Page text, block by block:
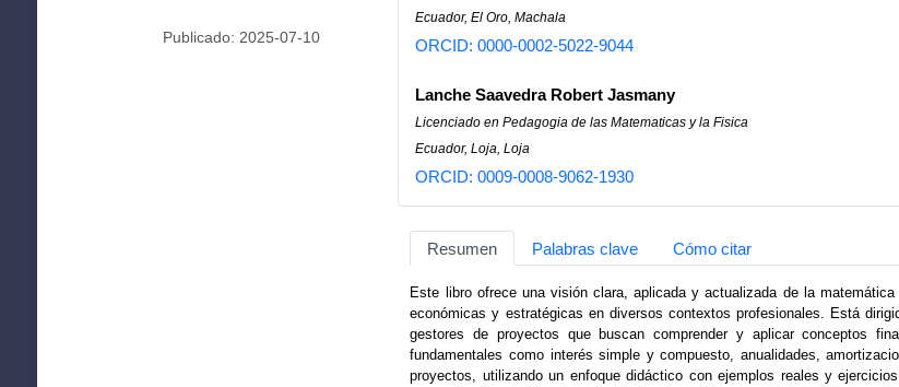
Publicado: 2025-07-10
Ecuador, El Oro, Machala
ORCID: 0000-0002-5022-9044
Lanche Saavedra Robert Jasmany
Licenciado en Pedagogia de las Matematicas y la Fisica
Ecuador, Loja, Loja
ORCID: 0009-0008-9062-1930
Resumen Palabras clave Cómo citar
Este libro ofrece una visión clara, aplicada y actualizada de la
económicas y estratégicas en diversos contextos profesionales. Está
gestores de proyectos que buscan comprender y aplicar conceptos
fundamentales como interés simple y compuesto, anualidades,
proyectos, utilizando un enfoque didáctico con ejemplos reales y